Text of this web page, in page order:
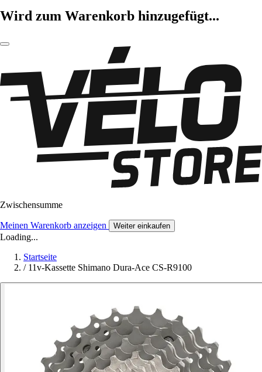
Wird zum Warenkorb hinzugefügt...
Zwischensumme
Meinen Warenkorb anzeigen Weiter einkaufen
Loading...
Startseite
/ 11v-Kassette Shimano Dura-Ace CS-R9100